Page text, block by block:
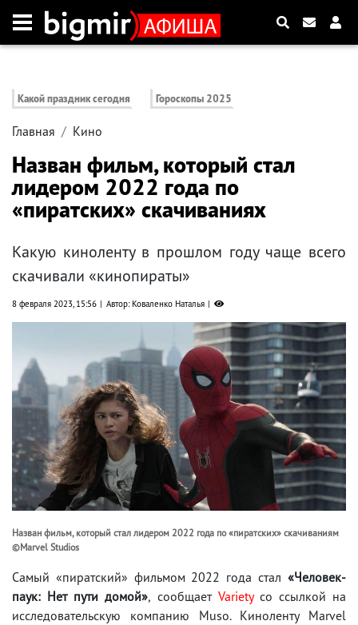
Какой праздник сегодня Гороскопы 2025
Главная Кино
Назван фильм, который стал
лидером 2022 года по
«пиратских» скачиваниях
Какую киноленту в прошлом году чаще всего
скачивали «кинопираты»
8 февраля 2023, 15:56 Автор: Коваленко Наталья
Назван фильм, который стал лидером 2022 года по «пиратских» скачиваниям
©Marvel Studios
Самый «пиратский» фильмом 2022 года стал «Человек-
паук: Нет пути домой», сообщает Varietyсо ссылкой на
исследовательскую компанию Muso. Киноленту Marvel